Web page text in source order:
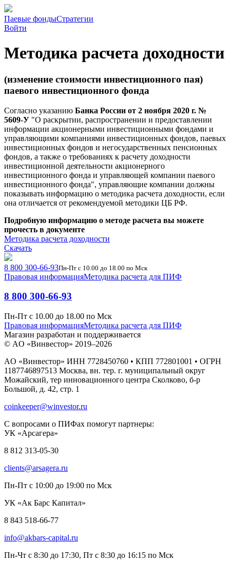
Паевые фондыСтратегии
Войти
Методика расчета доходности
(изменение стоимости инвестиционного пая)
паевого инвестиционного фонда
Согласно указанию Банка России от 2 ноября 2020 г. №
5609-У "О раскрытии, распространении и предоставлении
информации акционерными инвестиционными фондами и
управляющими компаниями инвестиционных фондов, паевых
инвестиционных фондов и негосударственных пенсионных
фондов, а также о требованиях к расчету доходности
инвестиционной деятельности акционерного
инвестиционного фонда и управляющей компании паевого
инвестиционного фонда", управляющие компании должны
показывать информацию о методика расчета доходности, если
она отличается от рекомендуемой методики ЦБ РФ.
Подробную информацию о методе расчета вы можете
прочесть в документе
Методика расчета доходности
Скачать
8 800 300-66-93Пн-Пт с 10.00 до 18.00 по Мск
Правовая информацияМетодика расчета для ПИФ
8 800 300-66-93
Пн-Пт с 10.00 до 18.00 по Мск
Правовая информацияМетодика расчета для ПИФ
Магазин разработан и поддерживается
© AO «Винвестор» 2019–2026
AO «Винвестор» ИНН 7728450760 • КПП 772801001 • ОГРН
1187746897513 Москва, вн. тер. г. муниципальный округ
Можайский, тер инновационного центра Сколково, б-р
Большой, д. 42, стр. 1
coinkeeper@winvestor.ru
С вопросами о ПИФах помогут партнеры:
УК «Арсагера»
8 812 313-05-30
clients@arsagera.ru
Пн-Пт с 10:00 до 19:00 по Мск
УК «Ак Барс Капитал»
8 843 518-66-77
info@akbars-capital.ru
Пн-Чт с 8:30 до 17:30, Пт с 8:30 до 16:15 по Мск